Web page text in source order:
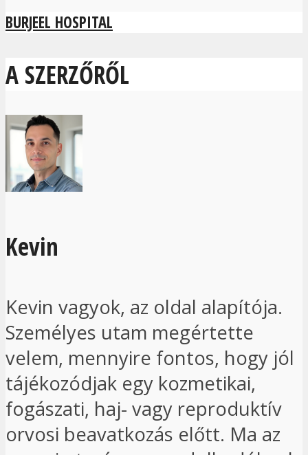
BURJEEL HOSPITAL
A SZERZŐRŐL
Kevin
Kevin vagyok, az oldal alapítója.
Személyes utam megértette
velem, mennyire fontos, hogy jól
tájékozódjak egy kozmetikai,
fogászati, haj- vagy reproduktív
orvosi beavatkozás előtt. Ma az